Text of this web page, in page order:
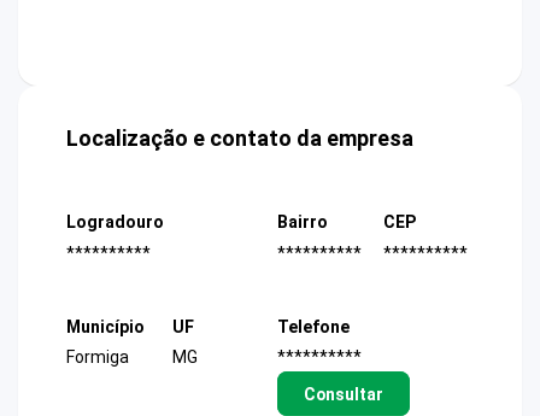
Localização e contato da empresa
Logradouro
**********
Bairro
**********
CEP
**********
Município
Formiga
UF
MG
Telefone
**********
Consultar